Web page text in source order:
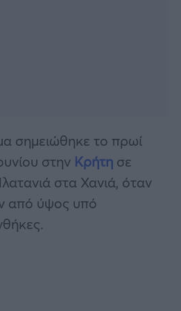
σημειώθηκε το πρωί
στην Κρήτη σε
στα Χανιά, όταν
από ύψος υπό